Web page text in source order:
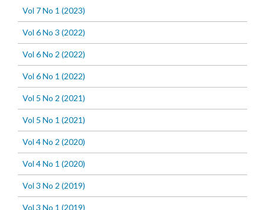
Vol 7 No 1 (2023)
Vol 6 No 3 (2022)
Vol 6 No 2 (2022)
Vol 6 No 1 (2022)
Vol 5 No 2 (2021)
Vol 5 No 1 (2021)
Vol 4 No 2 (2020)
Vol 4 No 1 (2020)
Vol 3 No 2 (2019)
Vol 3 No 1 (2019)